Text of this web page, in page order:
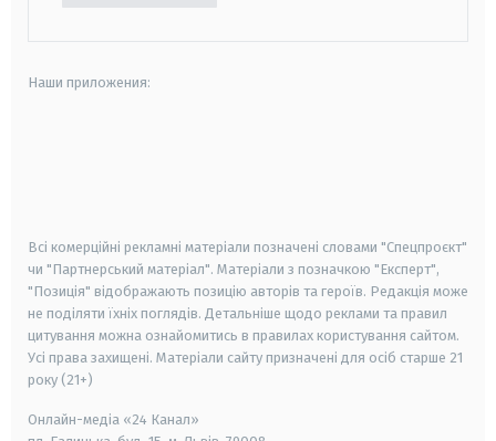
Наши приложения:
Всі комерційні рекламні матеріали позначені словами "Спецпроєкт"
чи "Партнерський матеріал". Матеріали з позначкою "Експерт",
"Позиція" відображають позицію авторів та героїв. Редакція може
не поділяти їхніх поглядів. Детальніше щодо реклами та правил
цитування можна ознайомитись в правилах користування сайтом.
Усі права захищені. Матеріали сайту призначені для осіб старше 21
року (21+)
Онлайн-медіа «24 Канал»